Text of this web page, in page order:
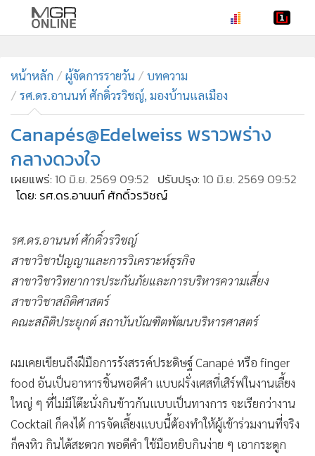
• ทันเหตุการณ์
• ภาคใต้
• ภูมิภาค
• Online Section
• บันเทิง
• ผู้จัดการรายวัน
•
CbizReview
Cyber BIZ
ผู้จัดกวน
• Good health & Well-being
• Management & HR
• MGR Live
• Infographic
• การเมือง
• ท่องเที่ยว
หน้าหลัก ผู้จัดการรายวัน
บทความ
รศ.ดร.อานนท์ ศักดิ์วรวิชญ์, มองบ้านแลเมือง
Canapés@Edelweiss พราวพร่าง
กลางดวงใจ
เผยแพร่: 10 มิ.ย. 2569 09:52 ปรับปรุง: 10 มิ.ย. 2569 09:52
โดย: รศ.ดร.อานนท์ ศักดิ์วรวิชญ์
รศ.ดร.อานนท์ ศักดิ์วรวิชญ์
สาขาวิชาปัญญาและการวิเคราะห์ธุรกิจ
สาขาวิชาวิทยาการประกันภัยและการบริหารความเสี่ยง
สาขาวิชาสถิติศาสตร์
คณะสถิติประยุกต์ สถาบันบัณฑิตพัฒนบริหารศาสตร์
ผมเคยเขียนถึงฝีมือการรังสรรค์ประดิษฐ์ Canapé หรือ finger
food อันเป็นอาหารชิ้นพอดีคำ แบบฝรั่งเศสที่เสิร์ฟในงานเลี้ยง
ใหญ่ ๆ ที่ไม่มีโต๊ะนั่งกินข้าวกันแบบเป็นทางการ จะเรียกว่างาน
Cocktail ก็คงได้ การจัดเลี้ยงแบบนี้ต้องทำให้ผู้เข้าร่วมงานที่จริง
ก็คงหิว กินได้สะดวก พอดีคำ ใช้มือหยิบกินง่าย ๆ เอากระดูก